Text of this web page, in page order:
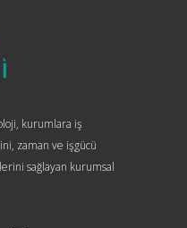
kurumlara iş
zaman ve işgücü
sağlayan kurumsal